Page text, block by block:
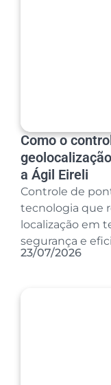
Como o
a Ágil Eireli
Controle de
tecnologia que
localização em
segurança e
23/07/2026